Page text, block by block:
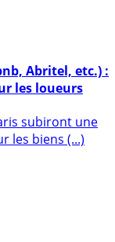
les loueurs
biens (...)